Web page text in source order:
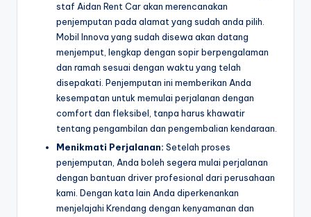
staf Aidan Rent Car akan merencanakan
penjemputan pada alamat yang sudah anda pilih.
Mobil Innova yang sudah disewa akan datang
menjemput, lengkap dengan sopir berpengalaman
dan ramah sesuai dengan waktu yang telah
disepakati. Penjemputan ini memberikan Anda
kesempatan untuk memulai perjalanan dengan
comfort dan fleksibel, tanpa harus khawatir
tentang pengambilan dan pengembalian kendaraan.
Menikmati Perjalanan: Setelah proses
penjemputan, Anda boleh segera mulai perjalanan
dengan bantuan driver profesional dari perusahaan
kami. Dengan kata lain Anda diperkenankan
menjelajahi Krendang dengan kenyamanan dan